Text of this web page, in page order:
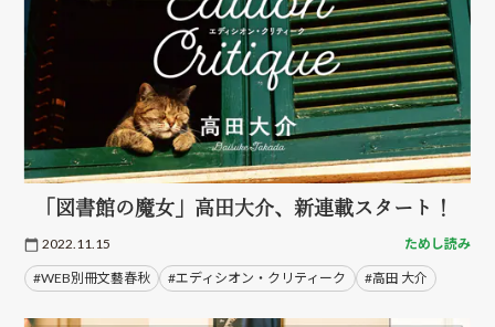
「図書館の魔女」高田大介、新連載スタート！
2022.11.15 ためし読み
#WEB別冊文藝春秋 #エディシオン・クリティーク #高田 大介